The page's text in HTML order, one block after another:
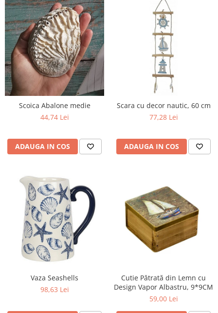
Scoica Abalone medie
44,74 Lei
ADAUGA IN COS
Scara cu decor nautic, 60 cm
77,28 Lei
ADAUGA IN COS
Vaza Seashells
98,63 Lei
Cutie Pătrată din Lemn cu
Design Vapor Albastru, 9*9CM
59,00 Lei